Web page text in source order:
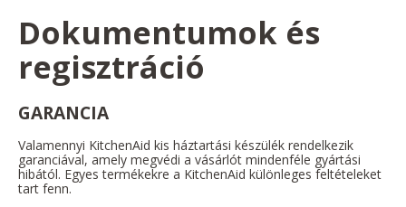
Dokumentumok és
regisztráció
GARANCIA
Valamennyi KitchenAid kis háztartási készülék rendelkezik
garanciával, amely megvédi a vásárlót mindenféle gyártási
hibától. Egyes termékekre a KitchenAid különleges feltételeket
tart fenn.